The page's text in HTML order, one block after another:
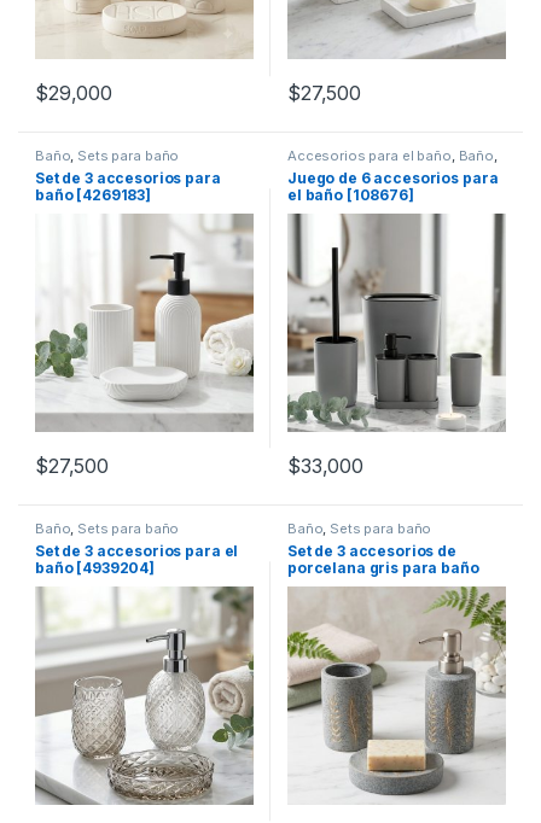
$29,000 $27,500
Baño, Sets para baño
Set de 3 accesorios para
baño [4269183]
$27,500
Accesorios para el baño, Baño,
Sets para baño
Juego de 6 accesorios para
el baño [108676]
$33,000
Baño, Sets para baño
Set de 3 accesorios para el
baño [4939204]
Baño, Sets para baño
Set de 3 accesorios de
porcelana gris para baño
(109102)